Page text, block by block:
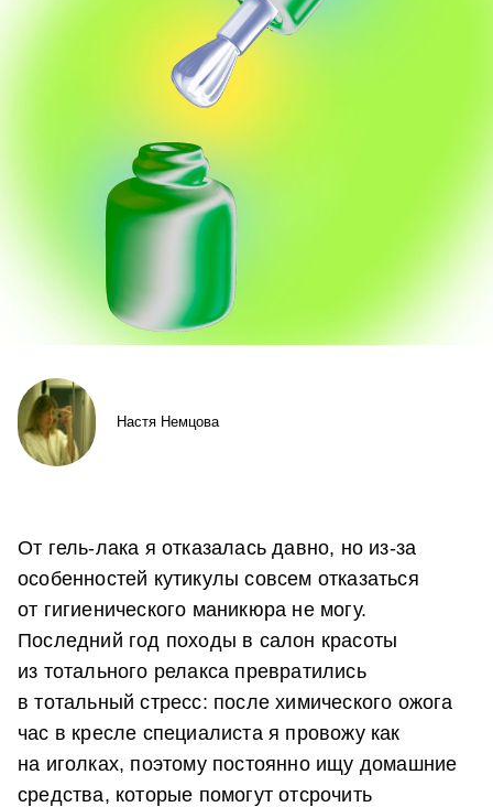
Настя Немцова
От гель-лака я отказалась давно, но из-за
особенностей кутикулы совсем отказаться
от гигиенического маникюра не могу.
Последний год походы в салон красоты
из тотального релакса превратились
в тотальный стресс: после химического ожога
час в кресле специалиста я провожу как
на иголках, поэтому постоянно ищу домашние
средства, которые помогут отсрочить